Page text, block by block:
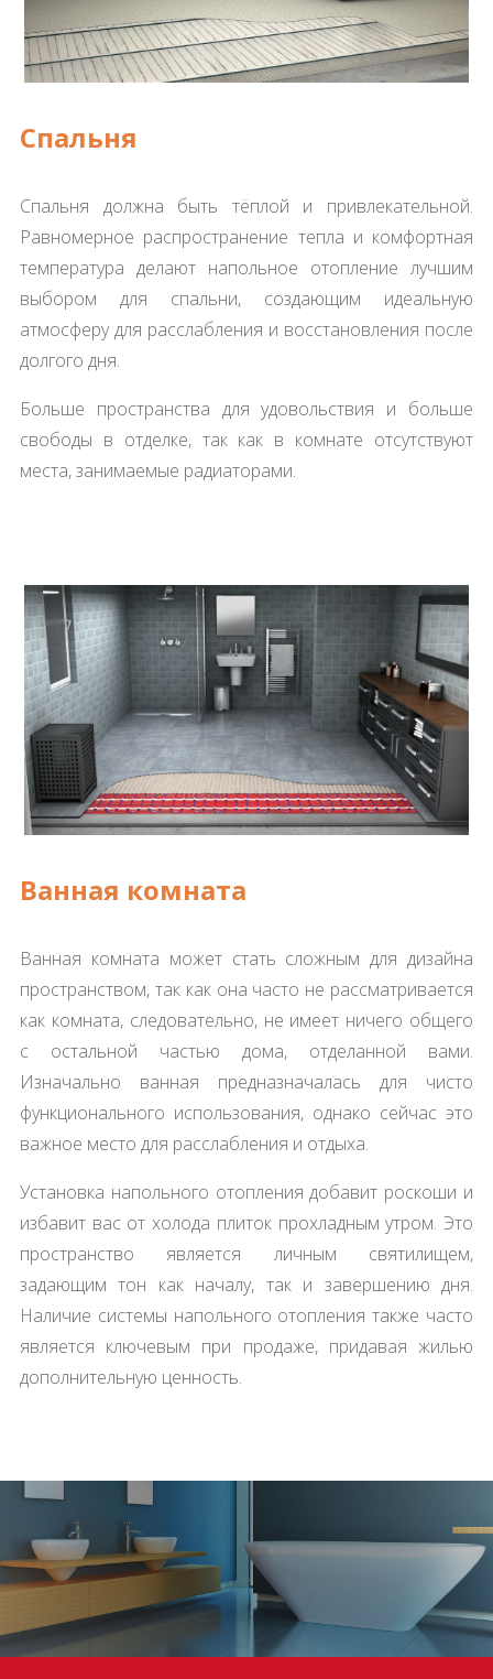
Спальня
Спальня должна быть тёплой и привлекательной.
Равномерное распространение тепла и комфортная
температура делают напольное отопление лучшим
выбором для спальни, создающим идеальную
атмосферу для расслабления и восстановления после
долгого дня.
Больше пространства для удовольствия и больше
свободы в отделке, так как в комнате отсутствуют
места, занимаемые радиаторами.
Ванная комната
Ванная комната может стать сложным для дизайна
пространством, так как она часто не рассматривается
как комната, следовательно, не имеет ничего общего
с остальной частью дома, отделанной вами.
Изначально ванная предназначалась для чисто
функционального использования, однако сейчас это
важное место для расслабления и отдыха.
Установка напольного отопления добавит роскоши и
избавит вас от холода плиток прохладным утром. Это
пространство является личным святилищем,
задающим тон как началу, так и завершению дня.
Наличие системы напольного отопления также часто
является ключевым при продаже, придавая жилью
дополнительную ценность.